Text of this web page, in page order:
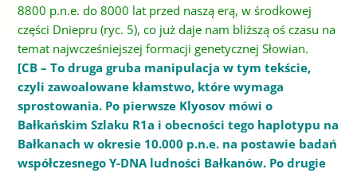
8800 p.n.e. do 8000 lat przed naszą erą, w środkowej
części Dniepru (ryc. 5), co już daje nam bliższą oś czasu na
temat najwcześniejszej formacji genetycznej Słowian.
[CB – To druga gruba manipulacja w tym tekście,
czyli zawoalowane kłamstwo, które wymaga
sprostowania. Po pierwsze Klyosov mówi o
Bałkańskim Szlaku R1a i obecności tego haplotypu na
Bałkanach w okresie 10.000 p.n.e. na postawie badań
współczesnego Y-DNA ludności Bałkanów. Po drugie